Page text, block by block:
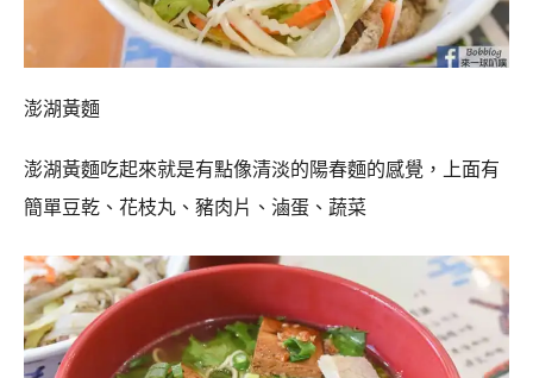
澎湖黃麵
澎湖黃麵吃起來就是有點像清淡的陽春麵的感覺，上面有
簡單豆乾、花枝丸、豬肉片、滷蛋、蔬菜